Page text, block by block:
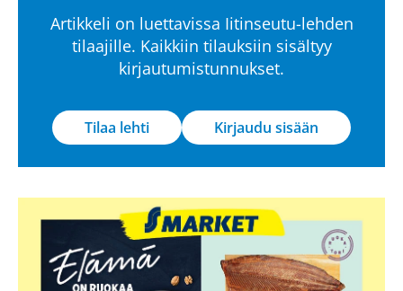
Artikkeli on luettavissa Iitinseutu-lehden
tilaajille. Kaikkiin tilauksiin sisältyy
kirjautumistunnukset.
Tilaa lehti Kirjaudu sisään